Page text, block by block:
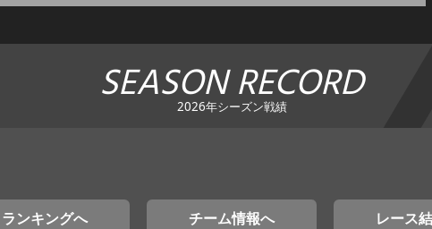
SEASON RECORD
2026年シーズン戦績
ランキングへ チーム情報へ レース